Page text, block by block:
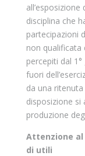
disciplina che
partecipazioni
non qualificata
percepiti dal
fuori
da una
disposizione si
produzione
Attenzione
di utili